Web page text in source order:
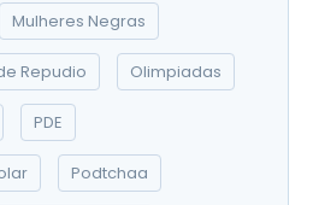
Mulheres Negras
Repudio Olimpiadas
PDE
Podtchaa